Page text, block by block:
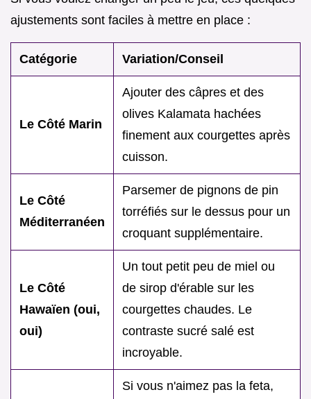
ajustements sont faciles à mettre en place :
Catégorie Variation/Conseil
Le Côté Marin
Ajouter des câpres et des
olives Kalamata hachées
finement aux courgettes après
cuisson.
Le Côté
Méditerranéen
Parsemer de pignons de pin
torréfiés sur le dessus pour un
croquant supplémentaire.
Le Côté
Hawaïen (oui,
oui)
Un tout petit peu de miel ou
de sirop d'érable sur les
courgettes chaudes. Le
contraste sucré salé est
incroyable.
Si vous n'aimez pas la feta,